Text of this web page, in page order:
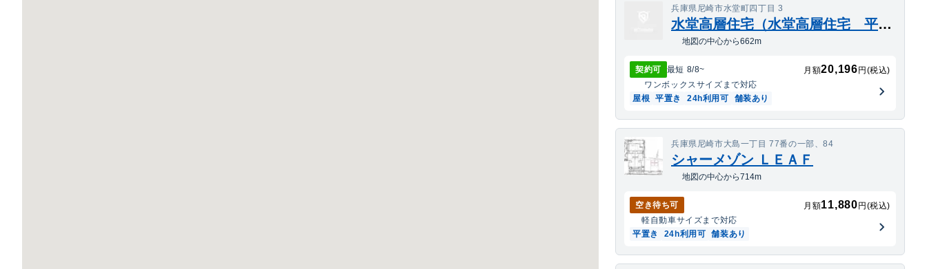
兵庫県尼崎市水堂町四丁目 3
水堂高層住宅（水堂高層住宅 平面屋根
地図の中心から662m
契約可 最短 8/8~ 月額20,196 円(税込)
ワンボックスサイズまで対応
屋根 平置き 24h利用可 舗装あり
兵庫県尼崎市大島一丁目 77番の一部、84
シャーメゾン ＬＥＡＦ
地図の中心から714m
空き待ち可 月額11,880 円(税込)
軽自動車サイズまで対応
平置き
24h利用可 舗装あり